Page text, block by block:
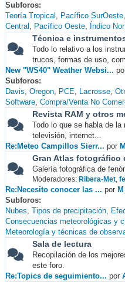
Subforos
Teoría Tropical
Pacífico SurOeste
Central
Pacífico Oeste Índico
Técnica e
Todo lo relativo a los
trucos, formas de uso,
New "WS40" Weather Websi...
Subforos
Davis Oregon PCE Lacrosse
Software Compra/Venta No
Revista RAM y otros
Todo lo que se habla de
televisión, internet...
Re:Meteo Campillos Sierr... por
Gran Atlas fotográfico
Galería fotográfica de
Moderadores: Ribera-Met,
Re:Necesito conocer las ... por
Subforos
Nubes Tipos de precipitación
Consecuencias meteorológicas y
Meteorología y técnicas de
Sala de lectura
Recopilación de los
este foro.
Re:Topics de seguimiento... por